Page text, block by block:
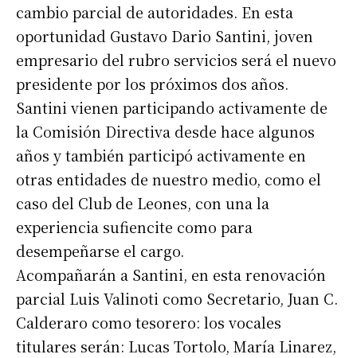
cambio parcial de autoridades. En esta
oportunidad Gustavo Dario Santini, joven
empresario del rubro servicios será el nuevo
presidente por los próximos dos años.
Santini vienen participando activamente de
la Comisión Directiva desde hace algunos
años y también participó activamente en
otras entidades de nuestro medio, como el
caso del Club de Leones, con una la
experiencia sufiencite como para
desempeñarse el cargo.
Acompañarán a Santini, en esta renovación
parcial Luis Valinoti como Secretario, Juan C.
Calderaro como tesorero: los vocales
titulares serán: Lucas Tortolo, María Linarez,